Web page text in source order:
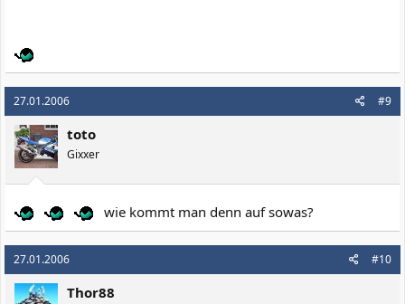
27.01.2006 #9
toto
Gixxer
wie kommt man denn auf sowas?
27.01.2006 #10
Thor88